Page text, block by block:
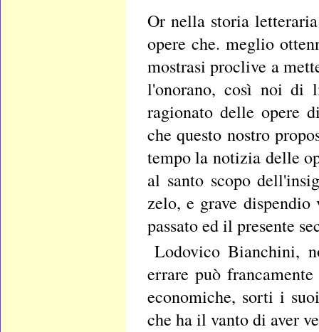
Or nella storia
opere che. meglio
mostrasi proclive a
l'onorano, così noi di
ragionato delle opere
che questo nostro
tempo la notizia delle
al santo scopo
zelo, e grave
passato ed il presente
Lodovico Bianchini,
errare può
economiche, sorti i
che ha il vanto di aver